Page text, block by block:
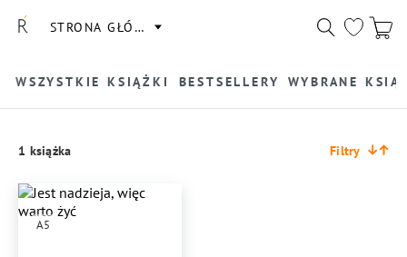
STRONA GŁÓWNA
WSZYSTKIE KSIĄŻKI BESTSELLERY WYBRANE
1 książka Filtry
A5